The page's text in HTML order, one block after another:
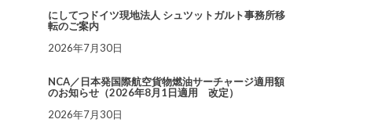
にしてつドイツ現地法人 シュツットガルト事務所移
転のご案内
2026年7月30日
NCA／日本発国際航空貨物燃油サーチャージ適用額
のお知らせ（2026年8月1日適用 改定）
2026年7月30日